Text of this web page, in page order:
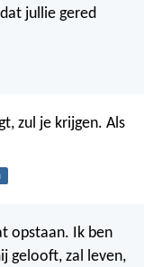
jullie gered
zul je krijgen. Als
opstaan. Ik ben
gelooft, zal leven,